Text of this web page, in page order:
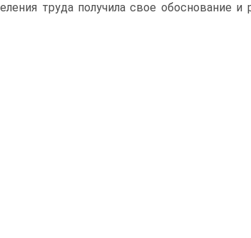
труда получила свое обоснование и